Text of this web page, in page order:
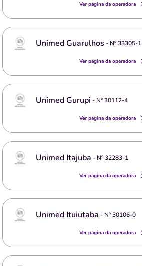
Ver página da operadora
Unimed Guarulhos - Nº33305-1
Ver página da operadora
Unimed Gurupi - Nº30112-4
Ver página da operadora
Unimed Itajuba - Nº32283-1
Ver página da operadora
Unimed Ituiutaba - Nº30106-0
Ver página da operadora